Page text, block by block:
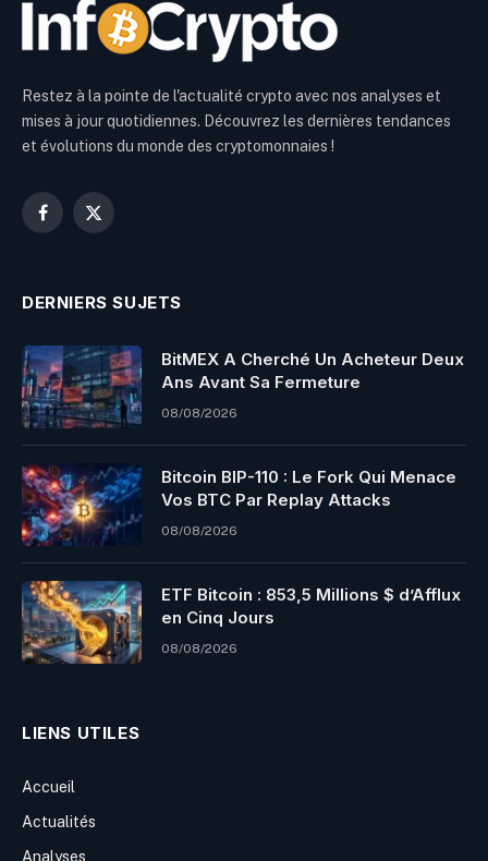
Restez à la pointe de l'actualité crypto avec nos analyses et
mises à jour quotidiennes. Découvrez les dernières tendances
et évolutions du monde des cryptomonnaies !
Facebook
X
DERNIERS SUJETS
BitMEX A Cherché Un Acheteur Deux
Ans Avant Sa Fermeture
08/08/2026
Bitcoin BIP-110 : Le Fork Qui Menace
Vos BTC Par Replay Attacks
08/08/2026
ETF Bitcoin : 853,5 Millions $ d’Afflux
en Cinq Jours
08/08/2026
LIENS UTILES
Accueil
Actualités
Analyses